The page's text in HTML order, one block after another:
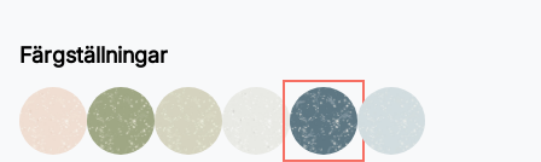
Färgställningar